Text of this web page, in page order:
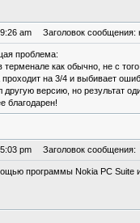
am Заголовок сообщения:
проблема:
как обычно, не с
проходит на 3/4 и выбивает
версию, но результат
благодарен!
pm Заголовок сообщения:
программы Nokia PC